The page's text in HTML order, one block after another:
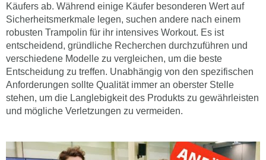
Käufers ab. Während einige Käufer besonderen Wert auf
Sicherheitsmerkmale legen, suchen andere nach einem
robusten Trampolin für ihr intensives Workout. Es ist
entscheidend, gründliche Recherchen durchzuführen und
verschiedene Modelle zu vergleichen, um die beste
Entscheidung zu treffen. Unabhängig von den spezifischen
Anforderungen sollte Qualität immer an oberster Stelle
stehen, um die Langlebigkeit des Produkts zu gewährleisten
und mögliche Verletzungen zu vermeiden.